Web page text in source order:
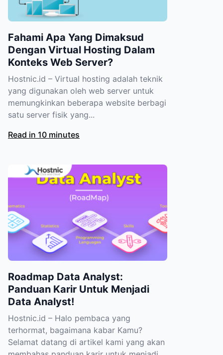
Fahami Apa Yang Dimaksud
Dengan Virtual Hosting Dalam
Konteks Web Server?
Hostnic.id – Virtual hosting adalah teknik
yang digunakan oleh web server untuk
memungkinkan beberapa website berbagi
satu server fisik yang...
Read in 10 minutes
Roadmap Data Analyst:
Panduan Karir Untuk Menjadi
Data Analyst!
Hostnic.id – Halo pembaca yang
terhormat, bagaimana kabar Kamu?
Selamat datang di artikel kami yang akan